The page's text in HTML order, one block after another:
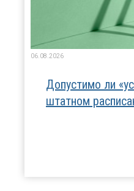
06.08.2026
Допустимо ли
штатном